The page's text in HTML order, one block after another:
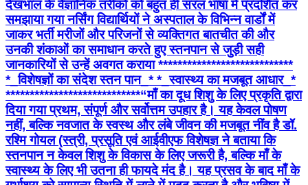
देखभाल के वैज्ञानिक तरीकों को बहुत ही सरल भाषा में प्रदर्शित कर
समझाया गया नर्सिंग विद्यार्थियों ने अस्पताल के विभिन्न वार्डों में
जाकर भर्ती मरीजों और परिजनों से व्यक्तिगत बातचीत की और
उनकी शंकाओं का समाधान करते हुए स्तनपान से जुड़ी सही
जानकारियों से उन्हें अवगत कराया **************************** ​
*_विशेषज्ञों का संदेश स्तन पान_* *_स्वास्थ्य का मजबूत आधार_*
**************************** ​“माँ का दूध शिशु के लिए प्रकृति द्वारा
दिया गया प्रथम, संपूर्ण और सर्वोत्तम उपहार है। यह केवल पोषण
नहीं, बल्कि नवजात के स्वस्थ और लंबे जीवन की मजबूत नींव है डॉ.
रश्मि गोयल (स्त्री, प्रसूति एवं आईवीएफ विशेषज्ञ ने बताया कि
स्तनपान न केवल शिशु के विकास के लिए जरूरी है, बल्कि माँ के
स्वास्थ्य के लिए भी उतना ही फायदे मंद है। यह प्रसव के बाद माँ के